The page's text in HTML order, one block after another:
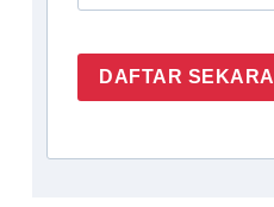
DAFTAR